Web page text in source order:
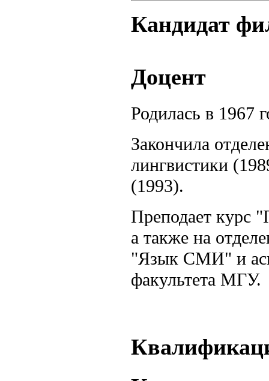
Кандидат
Доцент
Родилась в 1967
Закончила
лингвистики
(1993).
Преподает курс
а также на
"Язык СМИ" и
факультета МГУ.